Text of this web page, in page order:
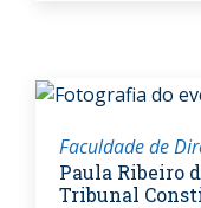
Faculdade de
Paula Ribeiro
Tribunal